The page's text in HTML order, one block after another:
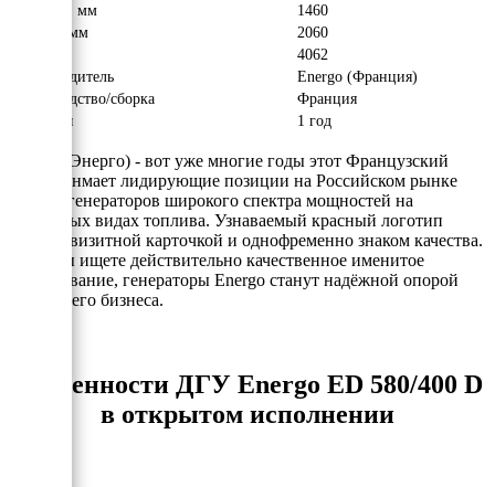
Ширина, мм
1460
Высота, мм
2060
4062
Производитель
Energo (Франция)
Производство/сборка
Франция
Гарантия
1 год
Energo (Энерго) - вот уже многие годы этот Французский
бренд занмает лидирующие позиции на Российском рынке
электрогенераторов широкого спектра мощностей на
различных видах топлива. Узнаваемый красный логотип
явлется визитной карточкой и однофременно знаком качества.
Если Вы ищете действительно качественное именитое
оборудование, генераторы Energo станут надёжной опорой
для Вашего бизнеса.
Особенности ДГУ Energo ED 580/400 D
в открытом исполнении